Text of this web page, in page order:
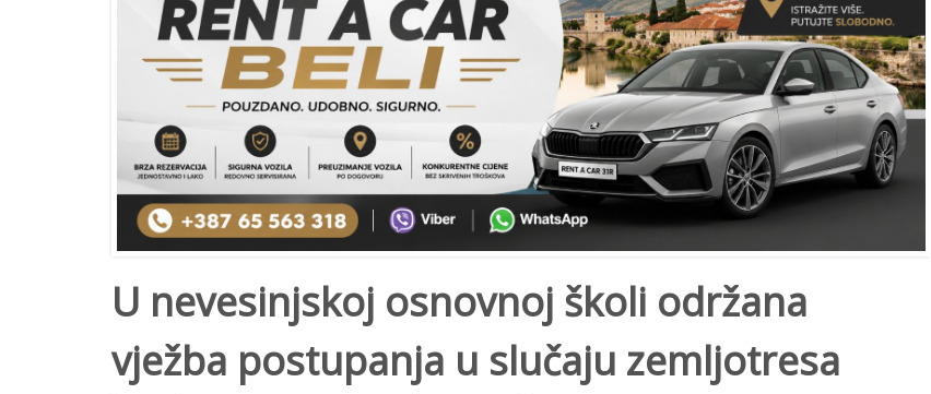
U nevesinjskoj osnovnoj školi održana
vježba postupanja u slučaju zemljotresa